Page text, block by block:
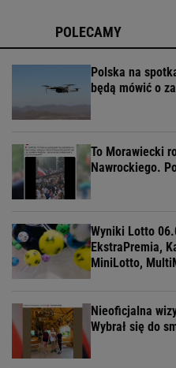
POLECAMY
Polska na
będą mówić o
To Morawiecki
Nawrockiego.
Wyniki Lotto
EkstraPremia,
MiniLotto,
Nieoficjalna
Wybrał się do